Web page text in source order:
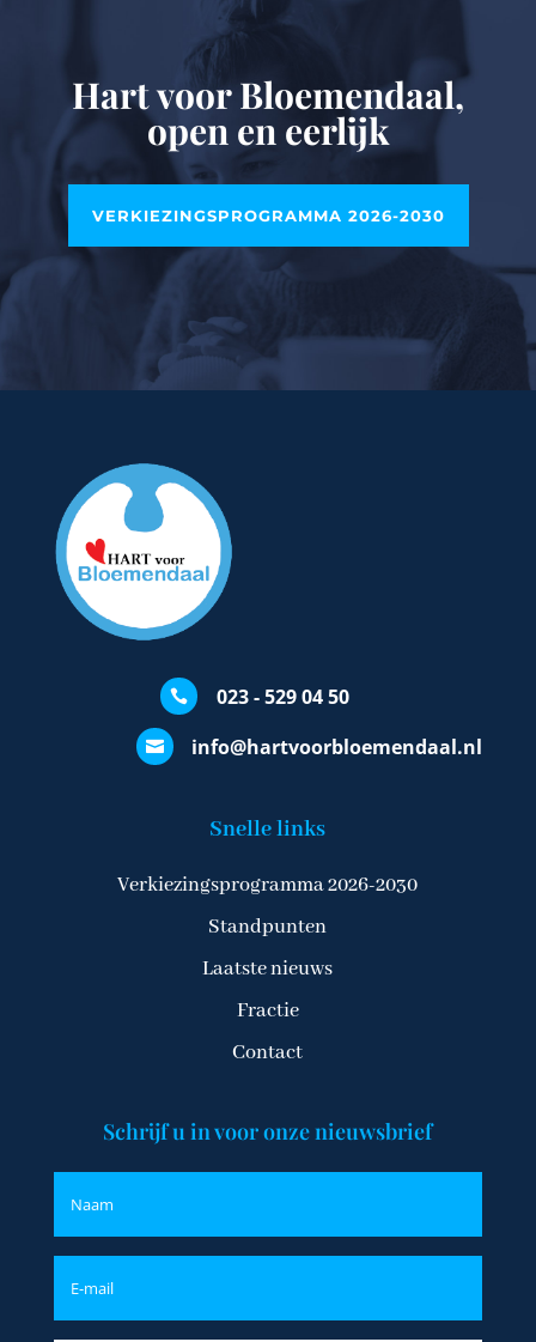
Hart voor Bloemendaal,
open en eerlijk
VERKIEZINGSPROGRAMMA 2026-2030
 023 - 529 04 50
 info@hartvoorbloemendaal.nl
Snelle links
Verkiezingsprogramma 2026-2030
Standpunten
Laatste nieuws
Fractie
Contact
Schrijf u in voor onze nieuwsbrief